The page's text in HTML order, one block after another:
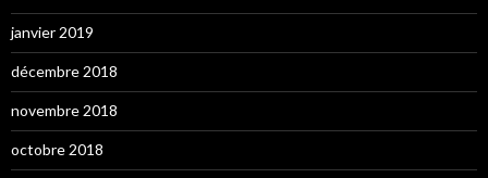
janvier 2019
décembre 2018
novembre 2018
octobre 2018